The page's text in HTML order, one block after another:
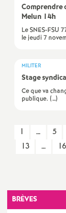
Comprendre
Melun 14h
Le SNES-FSU
le jeudi 7
MILITER
Stage
Ce que va
publique. (…)
1 … 5
13
… 16
BRÈVES